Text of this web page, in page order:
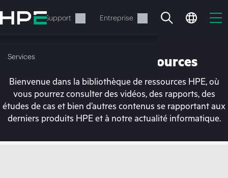
au
contenu
Services Support Entreprise
Services
Votre panier est
Bibliothèque de ressources
Bienvenue dans la bibliothèque de ressources HPE, où
vous pourrez consulter des vidéos, des rapports, des
études de cas et bien d’autres contenus se rapportant aux
derniers produits HPE et à notre actualité informatique.